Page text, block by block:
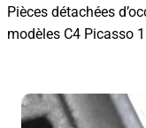
Pièces détachées
modèles C4 Picasso 1